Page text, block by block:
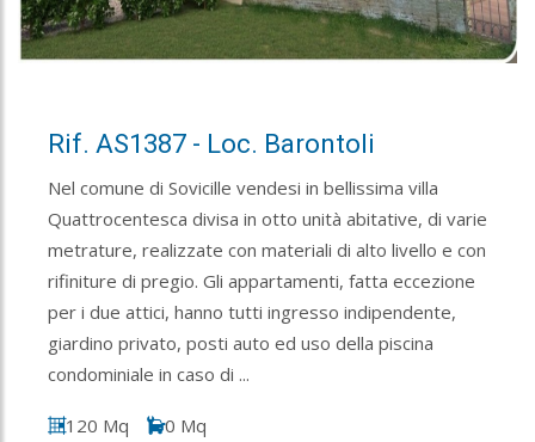
Rif. AS1387 - Loc. Barontoli
Nel comune di Sovicille vendesi in bellissima villa
Quattrocentesca divisa in otto unità abitative, di varie
metrature, realizzate con materiali di alto livello e con
rifiniture di pregio. Gli appartamenti, fatta eccezione
per i due attici, hanno tutti ingresso indipendente,
giardino privato, posti auto ed uso della piscina
condominiale in caso di ...
120 Mq 0 Mq